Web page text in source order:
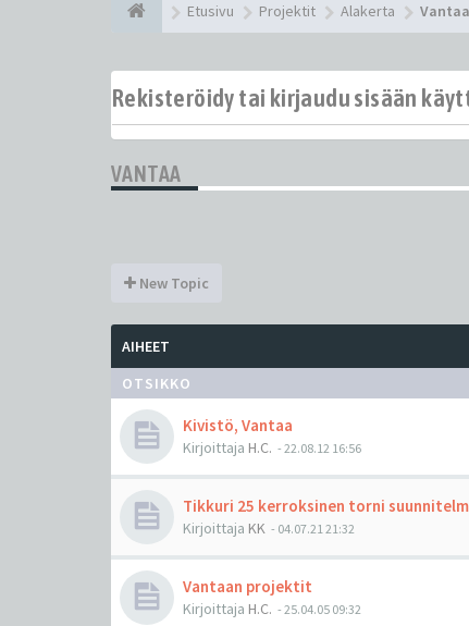
Etusivu Projektit Alakerta Vantaa
Rekisteröidy tai kirjaudu sisään
VANTAA
New Topic
AIHEET
OTSIKKO
Kivistö, Vantaa
Kirjoittaja H.C. - 22.08.12 16:56
Tikkuri 25 kerroksinen torni
Kirjoittaja KK - 04.07.21 21:32
Vantaan projektit
Kirjoittaja H.C. - 25.04.05 09:32